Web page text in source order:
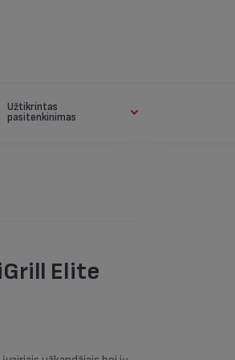
Užtikrintas
pasitenkinimas
Elite